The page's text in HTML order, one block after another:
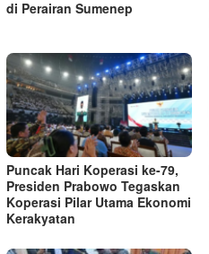
di Perairan Sumenep
Puncak Hari Koperasi ke-79,
Presiden Prabowo Tegaskan
Koperasi Pilar Utama Ekonomi
Kerakyatan